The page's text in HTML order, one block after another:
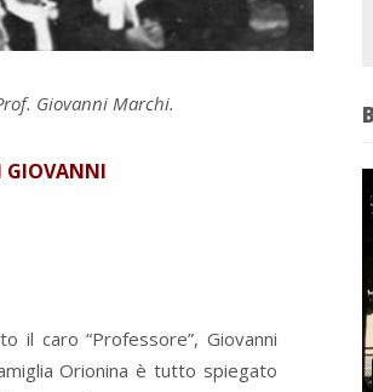
Giovanni Marchi.
GIOVANNI
il caro “Professore”, Giovanni
Orionina è tutto spiegato